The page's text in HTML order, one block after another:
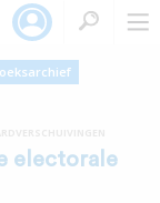
electorale